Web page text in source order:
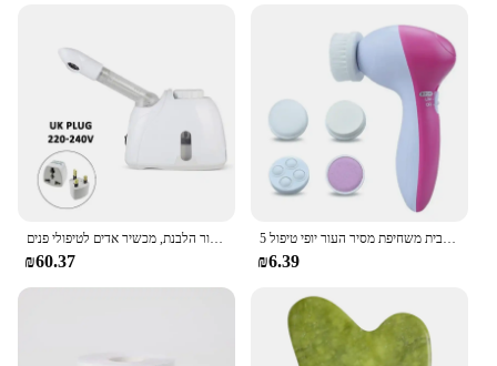
₪60.37 ₪6.39